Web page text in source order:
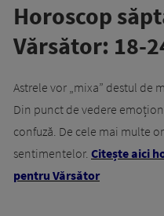
Horoscop
Vărsător: 18-
Astrele vor „mixa” destul de
Din punct de vedere
confuză. De cele mai multe
sentimentelor. Citește aici
pentru Vărsător